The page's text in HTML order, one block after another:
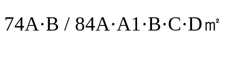
74A·B / 84A·A1·B·C·D㎡